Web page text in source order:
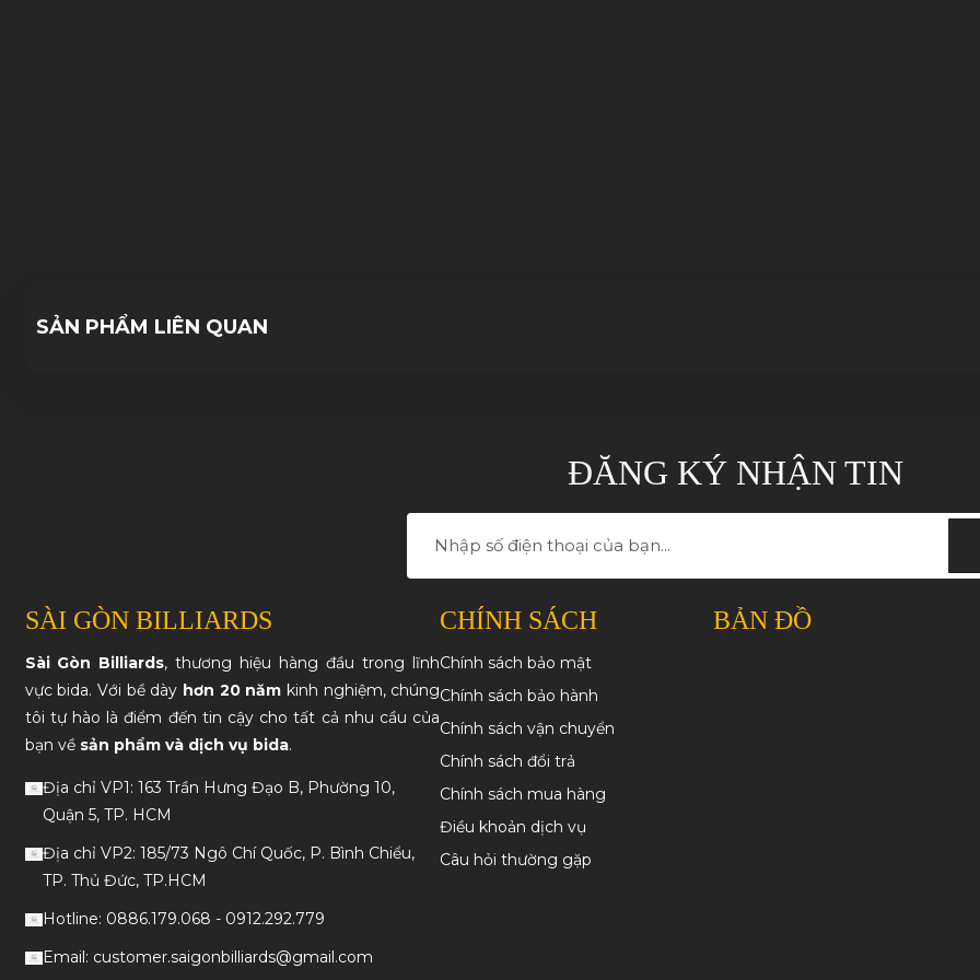
SẢN PHẨM LIÊN QUAN
ĐĂNG KÝ NHẬN TIN
SÀI GÒN BILLIARDS
Sài Gòn Billiards, thương hiệu hàng đầu trong lĩnh
vực bida. Với bề dày hơn 20 năm kinh nghiệm, chúng
tôi tự hào là điểm đến tin cậy cho tất cả nhu cầu của
bạn về sản phẩm và dịch vụ bida.
Địa chỉ VP1: 163 Trần Hưng Đạo B, Phường 10,
Quận 5, TP. HCM
Địa chỉ VP2: 185/73 Ngô Chí Quốc, P. Bình Chiểu,
TP. Thủ Đức, TP.HCM
Hotline: 0886.179.068 - 0912.292.779
Email: customer.saigonbilliards@gmail.com
CHÍNH SÁCH
Chính sách bảo mật
Chính sách bảo hành
Chính sách vận chuyển
Chính sách đổi trả
Chính sách mua hàng
Điều khoản dịch vụ
Câu hỏi thường gặp
BẢN ĐỒ